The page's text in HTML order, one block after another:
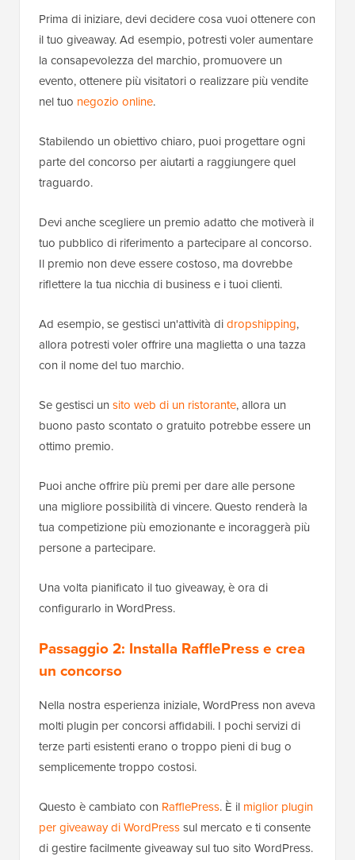
Prima di iniziare, devi decidere cosa vuoi ottenere con
il tuo giveaway. Ad esempio, potresti voler aumentare
la consapevolezza del marchio, promuovere un
evento, ottenere più visitatori o realizzare più vendite
nel tuo negozio online.
Stabilendo un obiettivo chiaro, puoi progettare ogni
parte del concorso per aiutarti a raggiungere quel
traguardo.
Devi anche scegliere un premio adatto che motiverà il
tuo pubblico di riferimento a partecipare al concorso.
Il premio non deve essere costoso, ma dovrebbe
riflettere la tua nicchia di business e i tuoi clienti.
Ad esempio, se gestisci un'attività didropshipping,
allora potresti voler offrire una maglietta o una tazza
con il nome del tuo marchio.
Se gestisci un sito web di un ristorante, allora un
buono pasto scontato o gratuito potrebbe essere un
ottimo premio.
Puoi anche offrire più premi per dare alle persone
una migliore possibilità di vincere. Questo renderà la
tua competizione più emozionante e incoraggerà più
persone a partecipare.
Una volta pianificato il tuo giveaway, è ora di
configurarlo in WordPress.
Passaggio 2: Installa RafflePress e crea
un concorso
Nella nostra esperienza iniziale, WordPress non aveva
molti plugin per concorsi affidabili. I pochi servizi di
terze parti esistenti erano o troppo pieni di bug o
semplicemente troppo costosi.
Questo è cambiato con RafflePress. È il miglior plugin
per giveaway di WordPresssul mercato e ti consente
di gestire facilmente giveaway sul tuo sito WordPress.